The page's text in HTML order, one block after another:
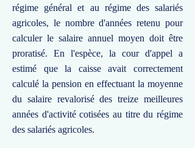
régime général et au régime des salariés
agricoles, le nombre d'années retenu pour
calculer le salaire annuel moyen doit être
proratisé. En l'espèce, la cour d'appel a
estimé que la caisse avait correctement
calculé la pension en effectuant la moyenne
du salaire revalorisé des treize meilleures
années d'activité cotisées au titre du régime
des salariés agricoles.